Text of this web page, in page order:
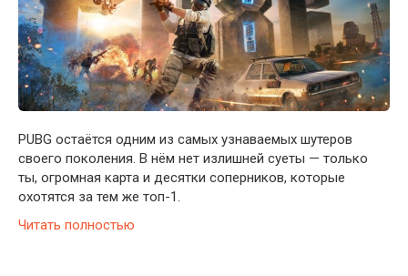
PUBG остаётся одним из самых узнаваемых шутеров
своего поколения. В нём нет излишней суеты — только
ты, огромная карта и десятки соперников, которые
охотятся за тем же топ-1.
Читать полностью